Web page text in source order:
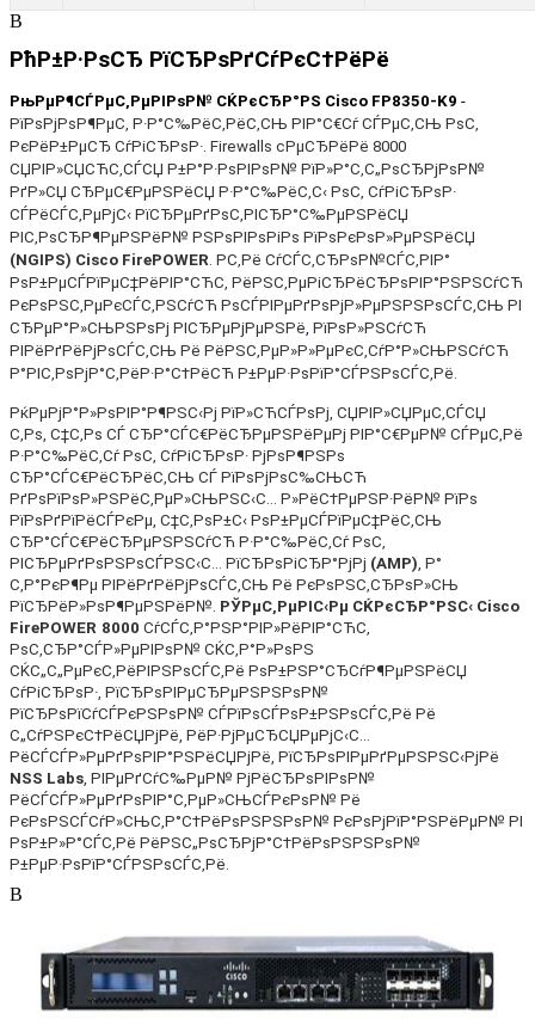
В
РћР±Р·РѕСЂ РїСЂРѕРґСѓРєС†РёРё
РњРµР¶СЃРµС‚РµРІРѕР№ СЌРєСЂР°РЅ Cisco FP8350-K9 -
РїРѕРјРѕР¶РµС‚ Р·Р°С‰РёС‚РёС‚СЊ РІР°С€Сѓ СЃРµС‚СЊ РѕС‚
РєРёР±РµСЂ СѓРіСЂРѕР·. Firewalls cРµСЂРёРё 8000
СЏРІР»СЏСЋС‚СЃСЏ Р±Р°Р·РѕРІРѕР№ РїР»Р°С‚С„РѕСЂРјРѕР№
РґР»СЏ СЂРµС€РµРЅРёСЏ Р·Р°С‰РёС‚С‹ РѕС‚ СѓРіСЂРѕР·
СЃРёСЃС‚РµРјС‹ РїСЂРµРґРѕС‚РІСЂР°С‰РµРЅРёСЏ
РІС‚РѕСЂР¶РµРЅРёР№ РЅРѕРІРѕРіРѕ РїРѕРєРѕР»РµРЅРёСЏ
(NGIPS) Cisco FirePOWER. Р­С‚Рё СѓСЃС‚СЂРѕР№СЃС‚РІР°
РѕР±РµСЃРїРµС‡РёРІР°СЋС‚ РёРЅС‚РµРіСЂРёСЂРѕРІР°РЅРЅСѓСЋ
РєРѕРЅС‚РµРєСЃС‚РЅСѓСЋ РѕСЃРІРµРґРѕРјР»РµРЅРЅРѕСЃС‚СЊ РІ
СЂРµР°Р»СЊРЅРѕРј РІСЂРµРјРµРЅРё, РїРѕР»РЅСѓСЋ
РІРёРґРёРјРѕСЃС‚СЊ Рё РёРЅС‚РµР»Р»РµРєС‚СѓР°Р»СЊРЅСѓСЋ
Р°РІС‚РѕРјР°С‚РёР·Р°С†РёСЋ Р±РµР·РѕРїР°СЃРЅРѕСЃС‚Рё.
РќРµРјР°Р»РѕРІР°Р¶РЅС‹Рј РїР»СЋСЃРѕРј, СЏРІР»СЏРµС‚СЃСЏ
С‚Рѕ, С‡С‚Рѕ СЃ СЂР°СЃС€РёСЂРµРЅРёРµРј РІР°С€РµР№ СЃРµС‚Рё
Р·Р°С‰РёС‚Сѓ РѕС‚ СѓРіСЂРѕР· РјРѕР¶РЅРѕ
СЂР°СЃС€РёСЂРёС‚СЊ СЃ РїРѕРјРѕС‰СЊСЋ
РґРѕРїРѕР»РЅРёС‚РµР»СЊРЅС‹С… Р»РёС†РµРЅР·РёР№ РїРѕ
РїРѕРґРїРёСЃРєРµ, С‡С‚РѕР±С‹ РѕР±РµСЃРїРµС‡РёС‚СЊ
СЂР°СЃС€РёСЂРµРЅРЅСѓСЋ Р·Р°С‰РёС‚Сѓ РѕС‚
РІСЂРµРґРѕРЅРѕСЃРЅС‹С… РїСЂРѕРіСЂР°РјРј (AMP) Р°
С‚Р°РєР¶Рµ РІРёРґРёРјРѕСЃС‚СЊ Рё РєРѕРЅС‚СЂРѕР»СЊ
РїСЂРёР»РѕР¶РµРЅРёР№. РЎРµС‚РµРІС‹Рµ СЌРєСЂР°РЅС‹ Cisco
FirePOWER 8000 СѓСЃС‚Р°РЅР°РІР»РёРІР°СЋС‚
РѕС‚СЂР°СЃР»РµРІРѕР№ СЌС‚Р°Р»РѕРЅ
СЌС„С„РµРєС‚РёРІРЅРѕСЃС‚Рё РѕР±РЅР°СЂСѓР¶РµРЅРёСЏ
СѓРіСЂРѕР·, РїСЂРѕРІРµСЂРµРЅРЅРѕР№
РїСЂРѕРїСѓСЃРєРЅРѕР№ СЃРїРѕСЃРѕР±РЅРѕСЃС‚Рё Рё
С„СѓРЅРєС†РёСЏРјРё, РёР·РјРµСЂСЏРµРјС‹С…
РёСЃСЃР»РµРґРѕРІР°РЅРёСЏРјРё, РїСЂРѕРІРµРґРµРЅРЅС‹РјРё
NSS Labs , РІРµРґСѓС‰РµР№ РјРёСЂРѕРІРѕР№
РёСЃСЃР»РµРґРѕРІР°С‚РµР»СЊСЃРєРѕР№ Рё
РєРѕРЅСЃСѓР»СЊС‚Р°С†РёРѕРЅРЅРѕР№ РєРѕРјРїР°РЅРёРµР№ РІ
РѕР±Р»Р°СЃС‚Рё РёРЅС„РѕСЂРјР°С†РёРѕРЅРЅРѕР№
Р±РµР·РѕРїР°СЃРЅРѕСЃС‚Рё.
В